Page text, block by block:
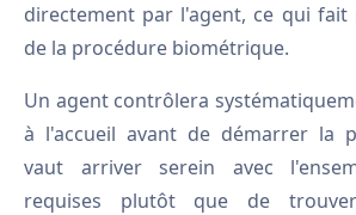
directement par l'agent, ce qui
de la procédure biométrique.
Un agent contrôlera
à l'accueil avant de démarrer la
vaut arriver serein avec
requises plutôt que de